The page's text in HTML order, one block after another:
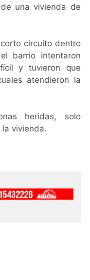
una vivienda de
circuito dentro
barrio intentaron
y tuvieron que
atendieron la
heridas, solo
vivienda.